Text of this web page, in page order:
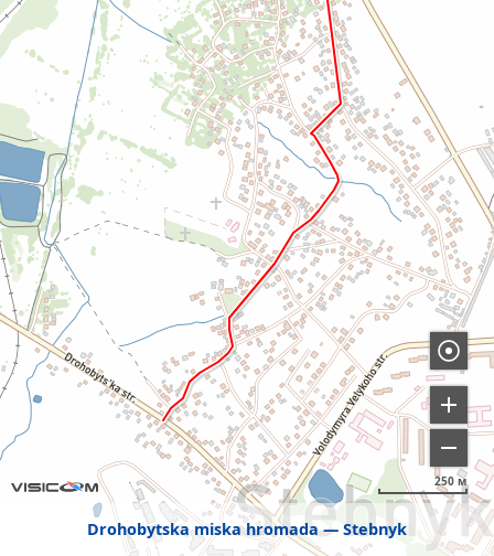
Drohobytska miska hromada Stebnyk
250 м